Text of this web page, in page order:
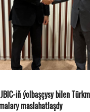
iň ýolbaşçysy bilen
maslahatlaşdy